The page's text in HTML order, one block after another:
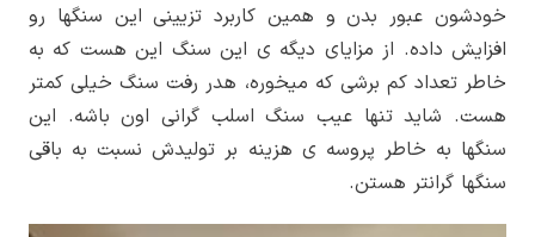
خودشون عبور بدن و همین کاربرد تزیینی این سنگ­ها رو
افزایش داده. از مزایای دیگه­ ی این سنگ این هست که به
خاطر تعداد کم برشی که میخوره، هدر رفت سنگ خیلی کمتر
هست. شاید تنها عیب سنگ اسلب گرانی اون باشه. این
سنگ­ها به خاطر پروسه­ ی هزینه ­بر تولیدش نسبت به باقی
سنگ­ها گران­تر هستن.